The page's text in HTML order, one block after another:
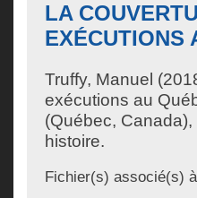
LA
EXÉCUTIONS
Truffy, Manuel
exécutions au
(Québec,
histoire.
Fichier(s) associé(s)